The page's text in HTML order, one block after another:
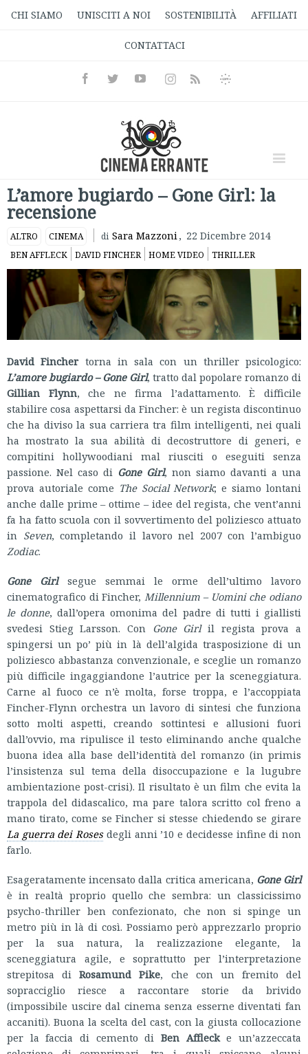
CHI SIAMO UNISCITI A NOI SOSTENIBILITÀ AFFILIATI
CONTATTACI
FacebookTwitterYoutubeInstagramRss
Informativa
L’amore bugiardo – Gone Girl: la
recensione
ALTRO CINEMA di Sara Mazzoni, 22 Dicembre 2014
BEN AFFLECK DAVID FINCHER HOME VIDEO THRILLER
David Finchertorna in sala con un thriller psicologico:
L’amore bugiardo – Gone Girl, tratto dal popolare romanzo di
Gillian Flynn, che ne firma l’adattamento. È difficile
stabilire cosa aspettarsi da Fincher: è un regista discontinuo
che ha diviso la sua carriera tra film intelligenti, nei quali
ha mostrato la sua abilità di decostruttore di generi, e
compitini hollywoodiani mal riusciti o eseguiti senza
passione. Nel caso di Gone Girl, non siamo davanti a una
prova autoriale come The Social Network; e siamo lontani
anche dalle prime – ottime – idee del regista, che vent’anni
fa ha fatto scuola con il sovvertimento del poliziesco attuato
in Seven, completando il lavoro nel 2007 con l’ambiguo
Zodiac.
Gone Girlsegue semmai le orme dell’ultimo lavoro
cinematografico di Fincher, Millennium – Uomini che odiano
le donne, dall’opera omonima del padre di tutti i giallisti
svedesi Stieg Larsson. Con Gone Girlil regista prova a
spingersi un po’ più in là dell’algida trasposizione di un
poliziesco abbastanza convenzionale, e sceglie un romanzo
più difficile ingaggiandone l’autrice per la sceneggiatura.
Carne al fuoco ce n’è molta, forse troppa, e l’accoppiata
Fincher-Flynn orchestra un lavoro di sintesi che funziona
sotto molti aspetti, creando sottintesi e allusioni fuori
dall’ovvio, ma ripulisce il testo eliminando anche qualche
buona idea alla base dell’identità del romanzo (in primis
l’insistenza sul tema della disoccupazione e la lugubre
ambientazione post-crisi). Il risultato è un film che evita la
trappola del didascalico, ma pare talora scritto col freno a
mano tirato, come se Fincher si stesse chiedendo se girare
La guerra dei Rosesdegli anni ’10 e decidesse infine di non
farlo.
Esageratamente incensato dalla critica americana, Gone Girl
è in realtà proprio quello che sembra: un classicissimo
psycho-thriller ben confezionato, che non si spinge un
metro più in là di così. Possiamo però apprezzarlo proprio
per la sua natura, la realizzazione elegante, la
sceneggiatura agile, e soprattutto per l’interpretazione
strepitosa diRosamund Pike, che con un fremito del
sopracciglio riesce a raccontare storie da brivido
(impossibile uscire dal cinema senza esserne diventati fan
accaniti). Buona la scelta del cast, con la giusta collocazione
per la faccia di cemento di Ben Afflecke un’azzeccata